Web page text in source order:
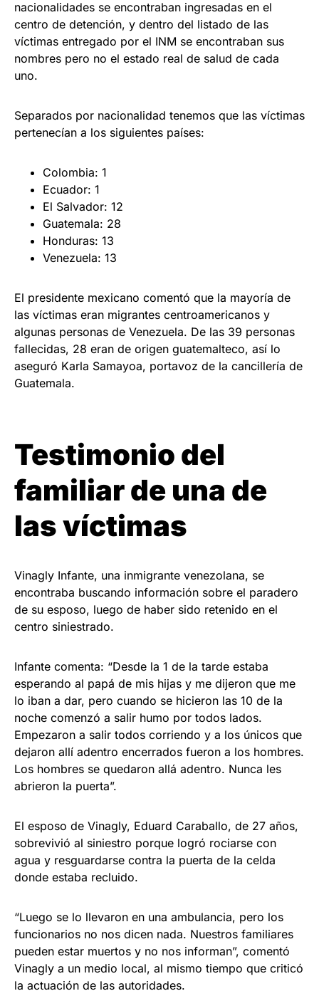
nacionalidades se encontraban ingresadas en el
centro de detención, y dentro del listado de las
víctimas entregado por el INM se encontraban sus
nombres pero no el estado real de salud de cada
uno.
Separados por nacionalidad tenemos que las víctimas
pertenecían a los siguientes países:
Colombia: 1
Ecuador: 1
El Salvador: 12
Guatemala: 28
Honduras: 13
Venezuela: 13
El presidente mexicano comentó que la mayoría de
las víctimas eran migrantes centroamericanos y
algunas personas de Venezuela. De las 39 personas
fallecidas, 28 eran de origen guatemalteco, así lo
aseguró Karla Samayoa, portavoz de la cancillería de
Guatemala.
Testimonio del
familiar de una de
las víctimas
Vinagly Infante, una inmigrante venezolana, se
encontraba buscando información sobre el paradero
de su esposo, luego de haber sido retenido en el
centro siniestrado.
Infante comenta: “Desde la 1 de la tarde estaba
esperando al papá de mis hijas y me dijeron que me
lo iban a dar, pero cuando se hicieron las 10 de la
noche comenzó a salir humo por todos lados.
Empezaron a salir todos corriendo y a los únicos que
dejaron allí adentro encerrados fueron a los hombres.
Los hombres se quedaron allá adentro. Nunca les
abrieron la puerta”.
El esposo de Vinagly, Eduard Caraballo, de 27 años,
sobrevivió al siniestro porque logró rociarse con
agua y resguardarse contra la puerta de la celda
donde estaba recluido.
“Luego se lo llevaron en una ambulancia, pero los
funcionarios no nos dicen nada. Nuestros familiares
pueden estar muertos y no nos informan”, comentó
Vinagly a un medio local, al mismo tiempo que criticó
la actuación de las autoridades.